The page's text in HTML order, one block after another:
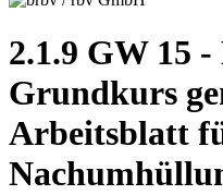
2.1.9 GW 15
Grundkurs
Arbeitsblatt